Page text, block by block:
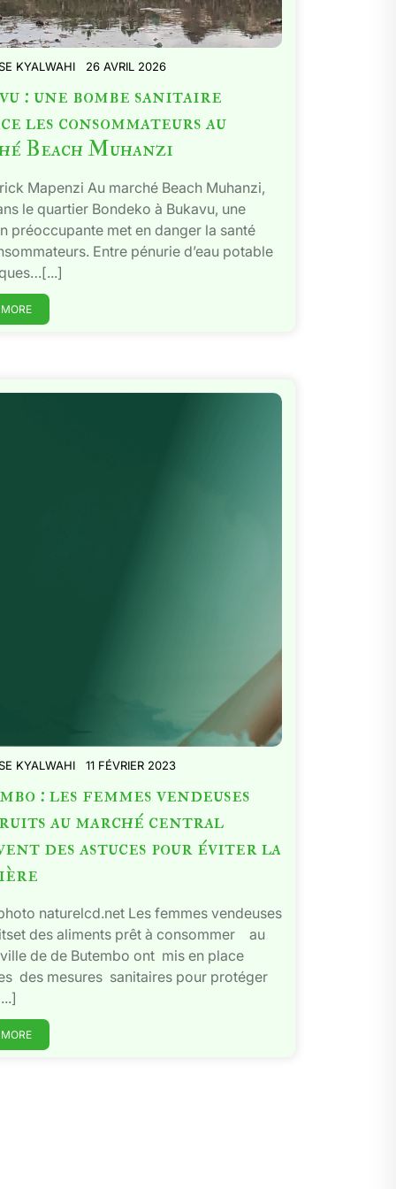
KYALWAHI 26 AVRIL 2026
: une bombe sanitaire
les consommateurs au
Beach Muhanzi
Mapenzi Au marché Beach Muhanzi,
le quartier Bondeko à Bukavu, une
préoccupante met en danger la santé
Entre pénurie d’eau potable
KYALWAHI 11 FÉVRIER 2023
: les femmes vendeuses
au marché central
des astuces pour éviter la
naturelcd.net Les femmes vendeuses
des aliments prêt à consommer au
de de Butembo ont mis en place
des mesures sanitaires pour protéger